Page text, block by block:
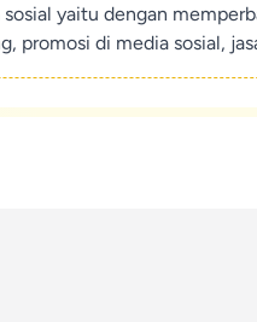
yaitu dengan
promosi di media sosial,